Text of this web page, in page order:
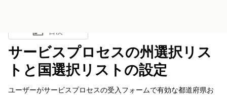
目次を表示
目次
サービスプロセスの州選択リス
トと国選択リストの設定
ユーザーがサービスプロセスの受入フォームで有効な都道府県お